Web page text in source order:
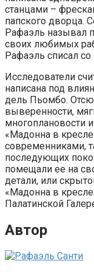
станцами –
папского дворца.
Рафаэль называл
своих любимых
Рафаэль списал
Исследователи
написана под
дель Пьомбо.
выверенности,
многоплановости
«Мадонна в
современниками,
последующих
помещали ее на
детали, или
«Мадонна в
Палатинской
Автор